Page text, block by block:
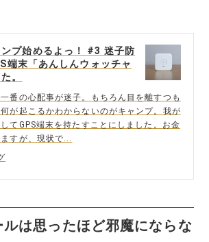
プ始めるよっ！ #3 迷子防
端末「あんしんウォッチャ
。
番の心配事が迷子。もちろん目を離すつも
が起こるかわからないのがキャンプ。我が
てGPS端末を持たすことにしました。お金
すが、現状で...
は思ったほど邪魔にならな